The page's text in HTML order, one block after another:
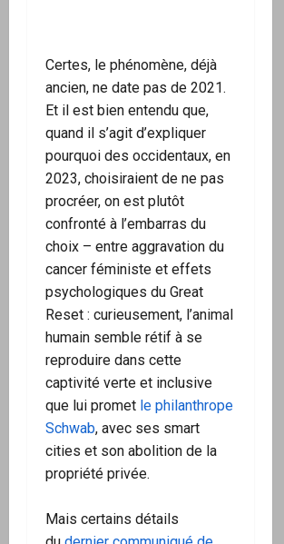
Certes, le phénomène, déjà
ancien, ne date pas de 2021.
Et il est bien entendu que,
quand il s’agit d’expliquer
pourquoi des occidentaux, en
2023, choisiraient de ne pas
procréer, on est plutôt
confronté à l’embarras du
choix – entre aggravation du
cancer féministe et effets
psychologiques du Great
Reset : curieusement, l’animal
humain semble rétif à se
reproduire dans cette
captivité verte et inclusive
que lui promet le philanthrope
Schwab, avec ses smart
cities et son abolition de la
propriété privée.
Mais certains détails